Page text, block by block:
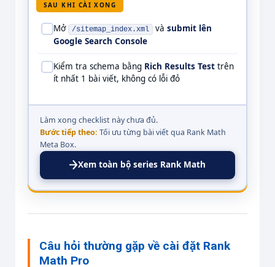
SAU KHI CÀI XONG
Mở /sitemap_index.xml và submit lên
Google Search Console
Kiểm tra schema bằng Rich Results Testtrên
ít nhất 1 bài viết, không có lỗi đỏ
Làm xong checklist này chưa đủ.
Bước tiếp theo: Tối ưu từng bài viết qua Rank Math
Meta Box.
Xem toàn bộ series Rank Math
Câu hỏi thường gặp về cài đặt Rank
Math Pro